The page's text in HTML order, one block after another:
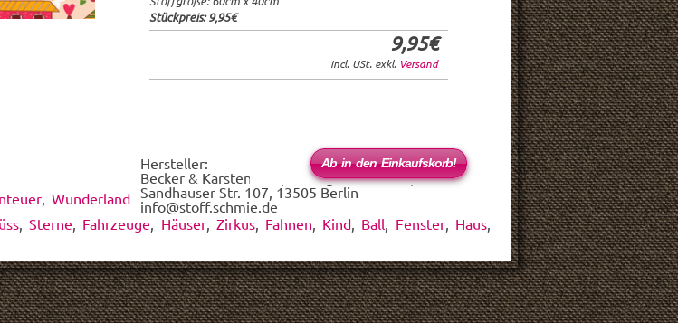
Stückpreis:9,95€
9,95€
incl. USt. exkl. Versand
den
Stoff
dem
Design
drucken.
*
Hersteller:
Becker & Karsten UG (haftungsbeschränkt)
Sandhauser Str. 107, 13505 Berlin
info@stoff.schmie.de
, Wunderland
Sterne Fahrzeuge Häuser, Zirkus, Fahnen Kind Ball Fenster, Haus,